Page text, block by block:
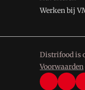
Werken bij
Distrifood is
Voorwaarden